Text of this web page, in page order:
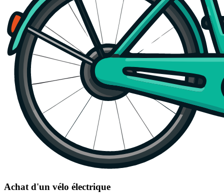
Achat d'un vélo électrique